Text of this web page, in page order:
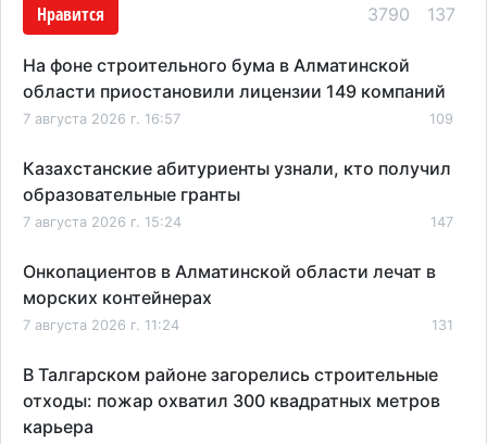
Нравится 3790 137
На фоне строительного бума в Алматинской
области приостановили лицензии 149 компаний
7 августа 2026 г. 16:57 109
Казахстанские абитуриенты узнали, кто получил
образовательные гранты
7 августа 2026 г. 15:24 147
Онкопациентов в Алматинской области лечат в
морских контейнерах
7 августа 2026 г. 11:24 131
В Талгарском районе загорелись строительные
отходы: пожар охватил 300 квадратных метров
карьера